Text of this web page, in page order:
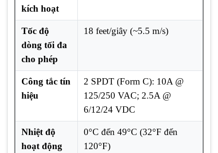
kích hoạt
Tốc độ
dòng tối đa
cho phép
18 feet/giây (~5.5 m/s)
Công tắc tín
hiệu
2 SPDT (Form C): 10A @
125/250 VAC; 2.5A @
6/12/24 VDC
Nhiệt độ
hoạt động
0°C đến 49°C (32°F đến
120°F)